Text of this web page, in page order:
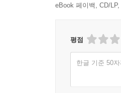
eBook 페이백, CD/
평점
한글 기준 50